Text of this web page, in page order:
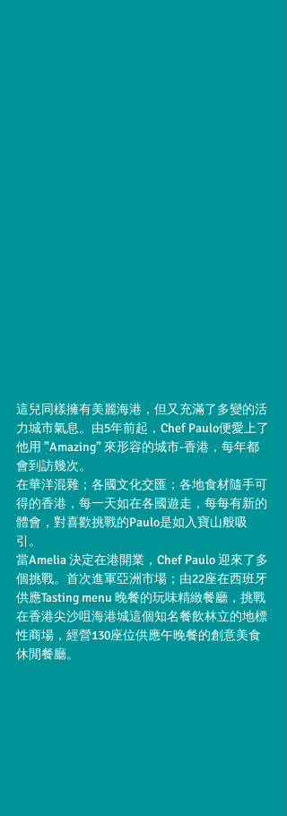
這兒同樣擁有美麗海港，但又充滿了多變的活
力城市氣息。由5年前起，Chef Paulo便愛上了
他用 ”Amazing” 來形容的城市-香港，每年都
會到訪幾次。
在華洋混雜；各國文化交匯；各地食材隨手可
得的香港，每一天如在各國遊走，每每有新的
體會，對喜歡挑戰的Paulo是如入寶山般吸
引。
當Amelia 決定在港開業，Chef Paulo 迎來了多
個挑戰。首次進軍亞洲市場；由22座在西班牙
供應Tasting menu 晚餐的玩味精緻餐廳，挑戰
在香港尖沙咀海港城這個知名餐飲林立的地標
性商場，經營130座位供應午晚餐的創意美食
休閒餐廳。